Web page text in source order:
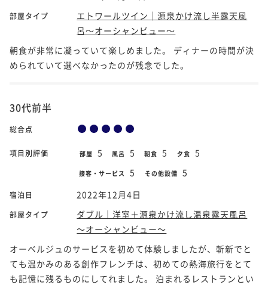
部屋タイプ
エトワールツイン｜源泉かけ流し半露天風
呂～オーシャンビュー～
朝食が非常に凝っていて楽しめました。 ディナーの時間が決
められていて選べなかったのが残念でした。
30代前半
総合点
項目別評価 部屋 5 風呂 5 朝食 5 夕食 5
接客・サービス 5 その他設備 5
宿泊日 2022年12月4日
部屋タイプ
ダブル｜洋室＋源泉かけ流し温泉露天風呂
～オーシャンビュー～
オーベルジュのサービスを初めて体験しましたが、斬新でと
ても温かみのある創作フレンチは、初めての熱海旅行をとて
も記憶に残るものにしてれました。 泊まれるレストランとい